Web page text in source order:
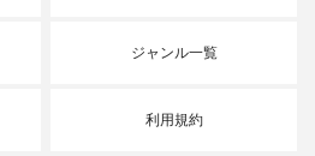
ジャンル一覧
利用規約